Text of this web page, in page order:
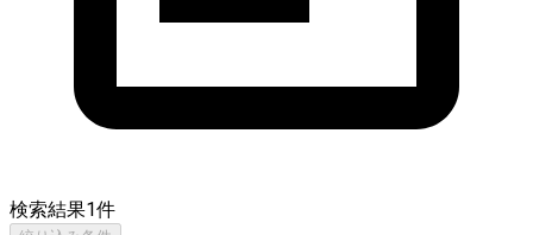
検索結果1件